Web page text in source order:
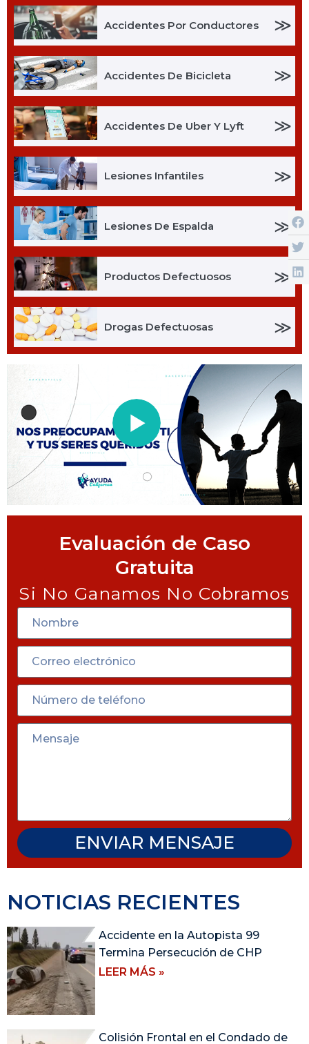
Accidentes Por Conductores ≫
Accidentes De Bicicleta ≫
Accidentes De Uber Y Lyft ≫
Lesiones Infantiles ≫
Lesiones De Espalda ≫
Productos Defectuosos ≫
Drogas Defectuosas ≫
Evaluación de Caso
Gratuita
Si No Ganamos No Cobramos
ENVIAR MENSAJE
NOTICIAS RECIENTES
Accidente en la Autopista 99
Termina Persecución de CHP
LEER MÁS »
Colisión Frontal en el Condado de